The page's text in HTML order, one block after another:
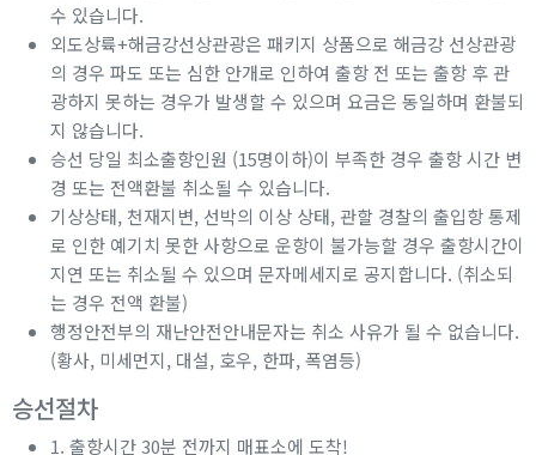
수 있습니다.
외도상륙+해금강선상관광은 패키지 상품으로 해금강 선상관광
의 경우 파도 또는 심한 안개로 인하여 출항 전 또는 출항 후 관
광하지 못하는 경우가 발생할 수 있으며 요금은 동일하며 환불되
지 않습니다.
승선 당일 최소출항인원 (15명이하)이 부족한 경우 출항 시간 변
경 또는 전액환불 취소될 수 있습니다.
기상상태, 천재지변, 선박의 이상 상태, 관할 경찰의 출입항 통제
로 인한 예기치 못한 사항으로 운항이 불가능할 경우 출항시간이
지연 또는 취소될 수 있으며 문자메세지로 공지합니다. (취소되
는 경우 전액 환불)
행정안전부의 재난안전안내문자는 취소 사유가 될 수 없습니다.
(황사, 미세먼지, 대설, 호우, 한파, 폭염등)
승선절차
1. 출항시간 30분 전까지 매표소에 도착!